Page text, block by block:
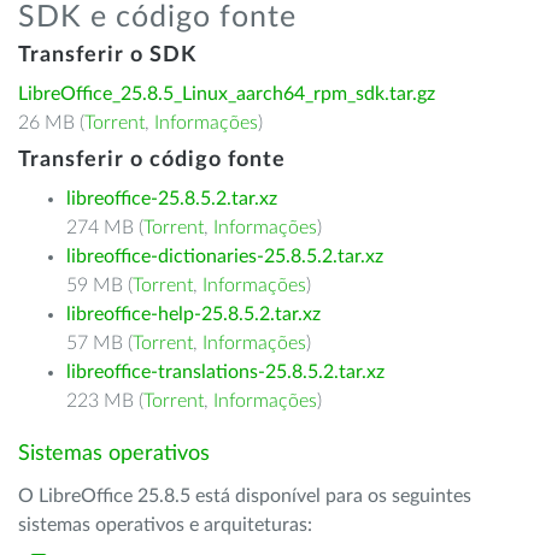
SDK e código fonte
Transferir o SDK
LibreOffice_25.8.5_Linux_aarch64_rpm_sdk.tar.gz
26 MB (Torrent, Informações)
Transferir o código fonte
libreoffice-25.8.5.2.tar.xz
274 MB (Torrent, Informações)
libreoffice-dictionaries-25.8.5.2.tar.xz
59 MB (Torrent, Informações)
libreoffice-help-25.8.5.2.tar.xz
57 MB (Torrent, Informações)
libreoffice-translations-25.8.5.2.tar.xz
223 MB (Torrent, Informações)
Sistemas operativos
O LibreOffice 25.8.5 está disponível para os seguintes
sistemas operativos e arquiteturas: